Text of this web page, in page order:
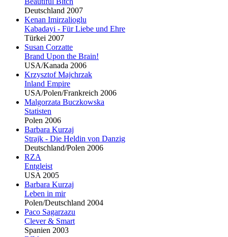
Deutschland 2007
Kenan Imirzalioglu
Kabadayi - Für Liebe und Ehre
Türkei 2007
Susan Corzatte
Brand Upon the Brain!
USA/Kanada 2006
Krzysztof Majchrzak
Inland Empire
USA/Polen/Frankreich 2006
Malgorzata Buczkowska
Statisten
Polen 2006
Barbara Kurzaj
Strajk - Die Heldin von Danzig
Deutschland/Polen 2006
RZA
Entgleist
USA 2005
Barbara Kurzaj
Leben in mir
Polen/Deutschland 2004
Paco Sagarzazu
Clever & Smart
Spanien 2003